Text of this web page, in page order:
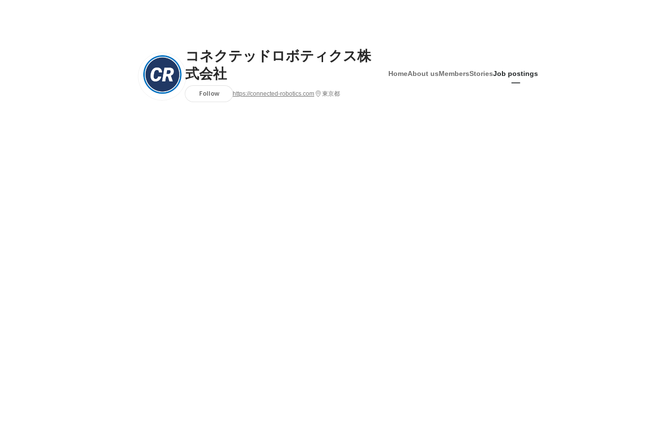
コネクテッドロボティクス株
式会社
Follow https://connected-robotics.com 東京都
HomeAbout usMembersStoriesJob postings